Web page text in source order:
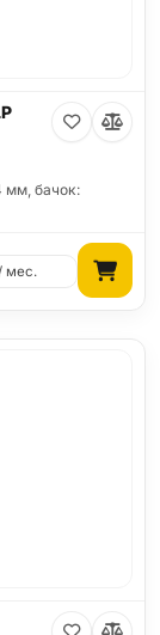
мм, бачок:
мес.